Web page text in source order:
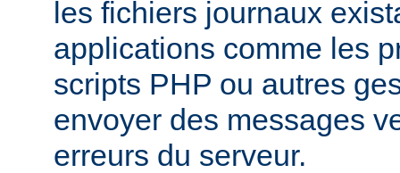
les fichiers journaux
applications comme les
scripts PHP ou autres
envoyer des messages
erreurs du serveur.